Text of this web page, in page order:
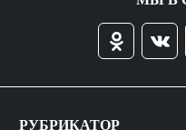
РУБРИКАТОР